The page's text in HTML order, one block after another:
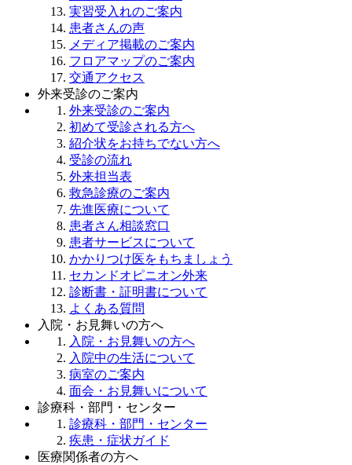
実習受入れのご案内
患者さんの声
メディア掲載のご案内
フロアマップのご案内
交通アクセス
外来受診のご案内
外来受診のご案内
初めて受診される方へ
紹介状をお持ちでない方へ
受診の流れ
外来担当表
救急診療のご案内
先進医療について
患者さん相談窓口
患者サービスについて
かかりつけ医をもちましょう
セカンドオピニオン外来
診断書・証明書について
よくある質問
入院・お見舞いの方へ
入院・お見舞いの方へ
入院中の生活について
病室のご案内
面会・お見舞いについて
診療科・部門・センター
診療科・部門・センター
疾患・症状ガイド
医療関係者の方へ